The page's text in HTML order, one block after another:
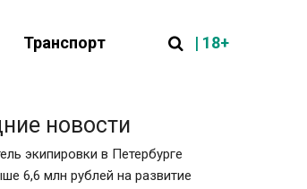
Транспорт | 18+
новости
экипировки в Петербурге
6,6 млн рублей на развитие